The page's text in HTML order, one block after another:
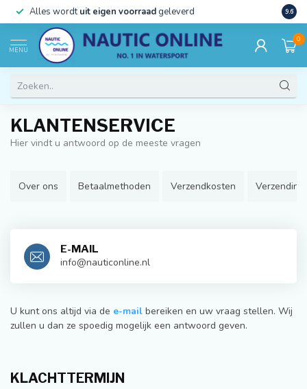
Alles wordtuit eigen voorraad geleverd 9.6
MENU
0
KLANTENSERVICE
Hier vindt u antwoord op de meeste vragen
Over ons Betaalmethoden Verzendkosten
E-MAIL
info@nauticonline.nl
U kunt ons altijd via de e-mail bereiken en uw vraag stellen. Wij
zullen u dan ze spoedig mogelijk een antwoord geven.
KLACHTTERMIJN